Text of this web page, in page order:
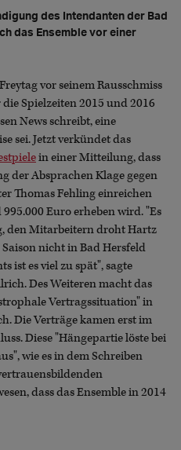
des Intendanten der Bad
das Ensemble vor einer
vor seinem Rausschmiss
Spielzeiten 2015 und 2016
News schreibt, eine
sei. Jetzt verkündet das
in einer Mitteilung, dass
der Absprachen Klage gegen
Thomas Fehling einreichen
Euro erheben wird. "Es
den Mitarbeitern droht Hartz
nicht in Bad Hersfeld
ist es viel zu spät", sagte
Des Weiteren macht das
Vertragssituation" in
Die Verträge kamen erst im
Diese "Hängepartie löste bei
wie es in dem Schreiben
dass das Ensemble in 2014